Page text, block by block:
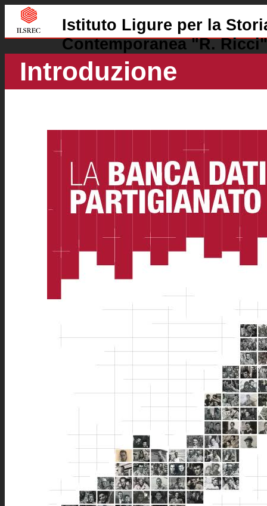
Istituto Ligure per la
Contemporanea "R.
Introduzione